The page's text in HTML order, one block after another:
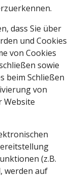
dass Sie über
und Cookies
von Cookies
sowie
beim Schließen
von
Website
(z.B.
werden auf